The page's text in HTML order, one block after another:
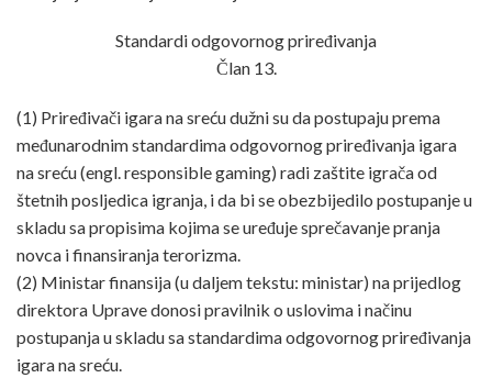
Standardi odgovornog priređivanja
Član 13.
(1) Priređivači igara na sreću dužni su da postupaju prema
međunarodnim standardima odgovornog priređivanja igara
na sreću (engl. responsible gaming) radi zaštite igrača od
štetnih posljedica igranja, i da bi se obezbijedilo postupanje u
skladu sa propisima kojima se uređuje sprečavanje pranja
novca i finansiranja terorizma.
(2) Ministar finansija (u daljem tekstu: ministar) na prijedlog
direktora Uprave donosi pravilnik o uslovima i načinu
postupanja u skladu sa standardima odgovornog priređivanja
igara na sreću.